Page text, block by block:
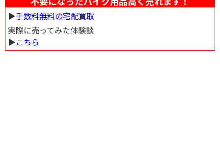
▶︎手数料無料の宅配買取
実際に売ってみた体験談
▶︎こちら